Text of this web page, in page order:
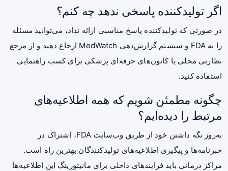
اگر تولیدکننده پاسخی ندهد چه کنم؟
در صورتی که تولیدکننده پاسخ مناسبی ارائه نداد، می‌توانید مسئله
را به FDA و سیستم گزارش‌دهی MedWatch ارجاع دهید و از مرجع
نظارتی محلی یا کانون‌های حرفه‌ای پزشکی برای کسب راهنمایی
استفاده کنید.
چگونه مطمئن شویم که همه اطلاعیه‌های
مرتبط را دیده‌ایم؟
به‌روز نگه داشتن خود از طریق وب‌سایت FDA، اشتراک در
خبرنامه‌ها و پیگیری اطلاعیه‌های تولیدکنندگان بهترین راه است.
مراکز درمانی باید فرایندهای داخلی برای مانیتورینگ این اطلاعیه‌ها